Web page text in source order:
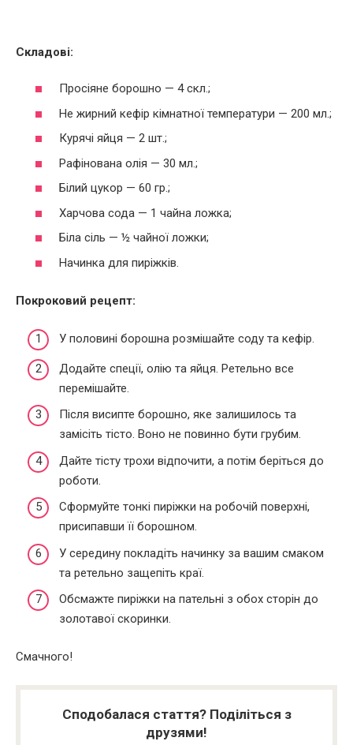
Складові:
Просіяне борошно — 4 скл.;
Не жирний кефір кімнатної температури — 200 мл.;
Курячі яйця — 2 шт.;
Рафінована олія — 30 мл.;
Білий цукор — 60 гр.;
Харчова сода — 1 чайна ложка;
Біла сіль — ½ чайної ложки;
Начинка для пиріжків.
Покроковий рецепт:
У половині борошна розмішайте соду та кефір.
Додайте спеції, олію та яйця. Ретельно все
перемішайте.
Після висипте борошно, яке залишилось та
замісіть тісто. Воно не повинно бути грубим.
Дайте тісту трохи відпочити, а потім беріться до
роботи.
Сформуйте тонкі пиріжки на робочій поверхні,
присипавши її борошном.
У середину покладіть начинку за вашим смаком
та ретельно защепіть краї.
Обсмажте пиріжки на пательні з обох сторін до
золотавої скоринки.
Смачного!
Сподобалася стаття? Поділіться з
друзями!